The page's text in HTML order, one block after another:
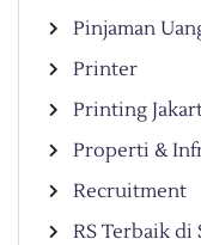
Pinjaman
Printer
Printing
Properti &
Recruitment
RS Terbaik di